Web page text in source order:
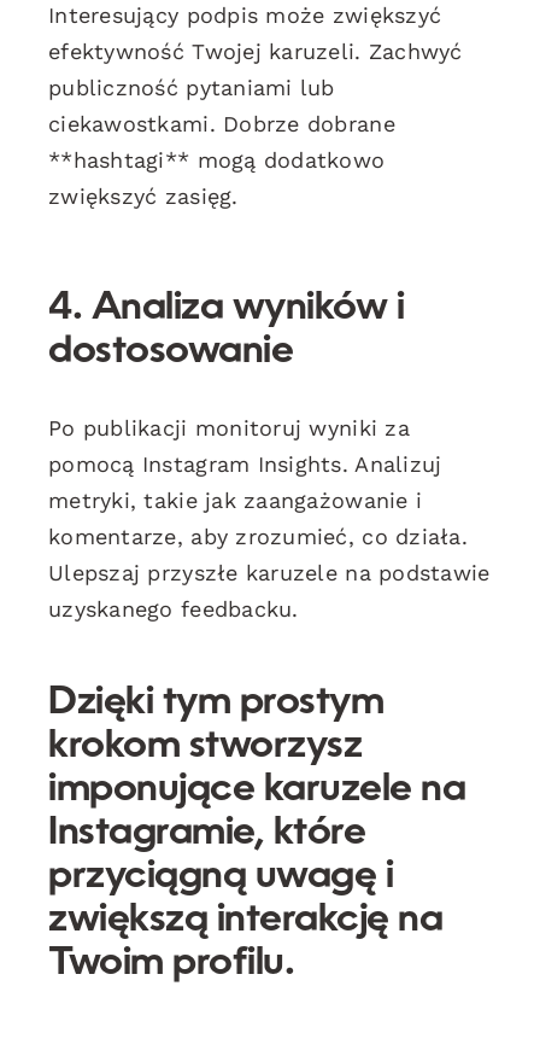
Interesujący podpis może zwiększyć
efektywność Twojej karuzeli. Zachwyć
publiczność pytaniami lub
ciekawostkami. Dobrze dobrane
**hashtagi** mogą dodatkowo
zwiększyć zasięg.
4. Analiza wyników i
dostosowanie
Po publikacji monitoruj wyniki za
pomocą Instagram Insights. Analizuj
metryki, takie jak zaangażowanie i
komentarze, aby zrozumieć, co działa.
Ulepszaj przyszłe karuzele na podstawie
uzyskanego feedbacku.
Dzięki tym prostym
krokom stworzysz
imponujące karuzele na
Instagramie, które
przyciągną uwagę i
zwiększą interakcję na
Twoim profilu.